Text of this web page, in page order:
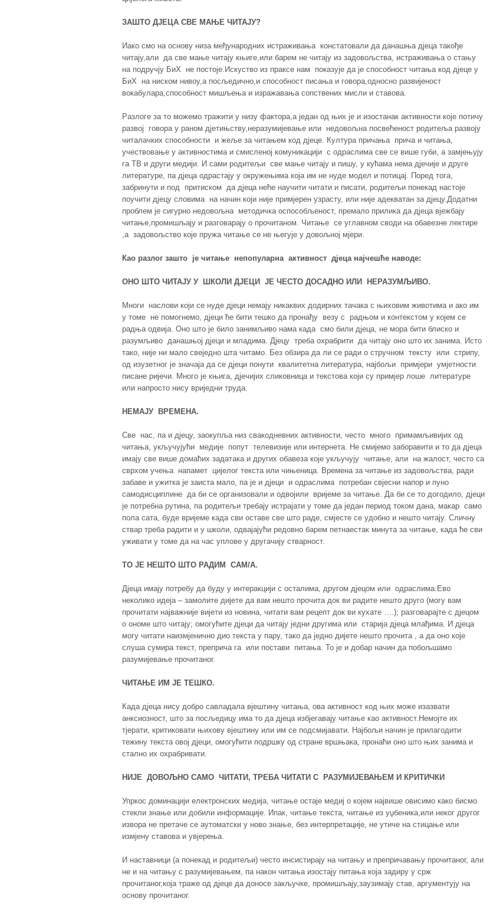
ЗАШТО ДЈЕЦА СВЕ МАЊЕ ЧИТАЈУ?
Иако смо на основу низа међународних истраживања констатовали да данашња дјеца такође
читају,али да све мање читају књиге,или барем не читају из задовољства, истраживања о стању
на подручју БиХ не постоје.Искуство из праксе нам показује да је способност читања код дјеце у
БиХ на ниском нивоу,а посљедично,и способност писања и говора,односно развијеност
вокабулара,способност мишљења и изражавања сопствених мисли и ставова.
Разлоге за то можемо тражити у низу фактора,а један од њих је и изостанак активности које потичу
развој говора у раном дјетињству,неразумијевање или недовољна посвећеност родитеља развоју
читалачких способности и жеље за читањем код дјеце. Култура причања прича и читања,
учествовање у активностима и смисленој комуникацији с одраслима све се више губи, а замјењују
га ТВ и други медији. И сами родитељи све мање читају и пишу, у кућама нема дјечије и друге
литературе, па дјеца одрастају у окружењима која им не нуде модел и потицај. Поред тога,
забринути и под притиском да дјеца неће научити читати и писати, родитељи понекад настоје
поучити дјецу словима на начин који није примјерен узрасту, или није адекватан за дјецу.Додатни
проблем је сигурно недовољна методичка оспособљеност, премало прилика да дјеца вјежбају
читање,промишљају и разговарају о прочитаном. Читање се углавном своди на обавезне лектире
,а задовољство које пружа читање се не његује у довољној мјери.
Као разлог зашто је читање непопуларна активност дјеца најчешће наводе:
ОНО ШТО ЧИТАЈУ У ШКОЛИ ДЈЕЦИ ЈЕ ЧЕСТО ДОСАДНО ИЛИ НЕРАЗУМЉИВО.
Многи наслови који се нуде дјеци немају никаквих додирних тачака с њиховим животима и ако им
у томе не помогнемо, дјеци ће бити тешко да пронађу везу с радњом и контекстом у којем се
радња одвија. Оно што је било занимљиво нама када смо били дјеца, не мора бити блиско и
разумљиво данашњој дјеци и младима. Дјецу треба охрабрити да читају оно што их занима. Исто
тако, није ни мало свеједно шта читамо. Без обзира да ли се ради о стручном тексту или стрипу,
од изузетног је значаја да се дјеци понути квалитетна литература, најбољи примјери умјетности
писане ријечи. Много је књига, дјечијих сликовница и текстова који су примјер лоше литературе
или напросто нису вриједни труда.
НЕМАЈУ ВРЕМЕНА.
Све нас, па и дјецу, заокупља низ свакодневних активности, често много примамљивијих од
читања, укључујући медије попут телевизије или интернета. Не смијемо заборавити и то да дјеца
имају све више домаћих задатака и других обавеза које укључују читање, али на жалост, често са
сврхом учења напамет цијелог текста или чињеница. Времена за читање из задовољства, ради
забаве и ужитка је заиста мало, па је и дјеци и одраслима потребан свјесни напор и пуно
самодисциплине да би се организовали и одвојили вријеме за читање. Да би се то догодило, дјеци
је потребна рутина, па родитељи требају истрајати у томе да један период током дана, макар само
пола сата, буде вријеме када сви оставе све што раде, смјесте се удобно и нешто читају. Сличну
ствар треба радити и у школи, одвајајући редовно барем петнаестак минута за читање, када ће сви
уживати у томе да на час уплове у другачију стварност.
ТО ЈЕ НЕШТО ШТО РАДИМ САМ/А.
Дјеца имају потребу да буду у интеракцији с осталима, другом дјецом или одраслима.Ево
неколико идеја – замолите дијете да вам нешто прочита док ви радите нешто друго (могу вам
прочитати најважније вијети из новина, читати вам рецепт док ви кухате ….); разговарајте с дјецом
о ономе што читају; омогућите дјеци да читају једни другима или старија дјеца млађима. И дјеца
могу читати наизмјенично дио текста у пару, тако да једно дијете нешто прочита , а да оно које
слуша сумира текст, преприча га или постави питања. То је и добар начин да побољшамо
разумијевање прочитаног.
ЧИТАЊЕ ИМ ЈЕ ТЕШКО.
Када дјеца нису добро савладала вјештину читања, ова активност код њих може изазвати
анксиозност, што за посљедицу има то да дјеца избјегавају читање као активност.Немојте их
тјерати, критиковати њихову вјештину или им се подсмијавати. Најбољи начин је прилагодити
тежину текста овој дјеци, омогућити подршку од стране вршњака, пронаћи оно што њих занима и
стално их охрабривати.
НИЈЕ ДОВОЉНО САМО ЧИТАТИ, ТРЕБА ЧИТАТИ С РАЗУМИЈЕВАЊЕМ И КРИТИЧКИ
Упркос доминацији електронских медија, читање остаје медиј о којем највише овисимо како бисмо
стекли знање или добили информације. Ипак, читање текста, читање из уџбеника,или неког другог
извора не претаче се аутоматски у ново знање, без интерпретације, не утиче на стицање или
измјену ставова и увјерења.
И наставници (а понекад и родитељи) често инсистирају на читању и препричавању прочитаног, али
не и на читању с разумијевањем, па након читања изостају питања која задиру у срж
прочитаног,која траже од дјеце да доносе закључке, промишљају,заузимају став, аргументују на
основу прочитаног.